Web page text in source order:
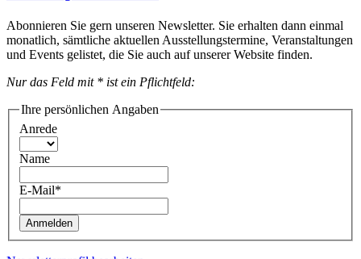
Abonnieren Sie gern unseren Newsletter. Sie erhalten dann einmal
monatlich, sämtliche aktuellen Ausstellungstermine, Veranstaltungen
und Events gelistet, die Sie auch auf unserer Website finden.
Nur das Feld mit * ist ein Pflichtfeld:
Ihre persönlichen Angaben
Anrede
Name
E-Mail*
Anmelden